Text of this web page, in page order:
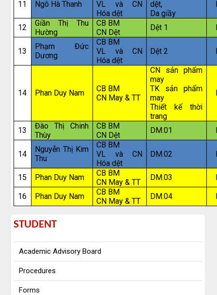
11 Ngô Hà Thanh
VL và CN
Hóa dệt
dệt,
Da giầy
12
Giần Thị Thu
Hường
CB BM
CN Dệt
Dệt 1
13
Phạm Đức
Dương
CB BM
VL và CN
Hóa dệt
Dệt 2
14 Phan Duy Nam
CB BM
CN May & TT
CN sản phẩm
may
TK sản phẩm
may
Thiết kế thời
trang
13
Đào Thị Chinh
Thùy
CB BM
CN Dệt
DM.01
14
Nguyễn Thị Kim
Thu
CB BM
VL và CN
Hóa dệt
DM.02
15 Phan Duy Nam
CB BM
CN May & TT
DM.03
16 Phan Duy Nam
CB BM
CN May & TT
DM.04
student
STUDENT
Academic Advisory Board
Procedures
Forms